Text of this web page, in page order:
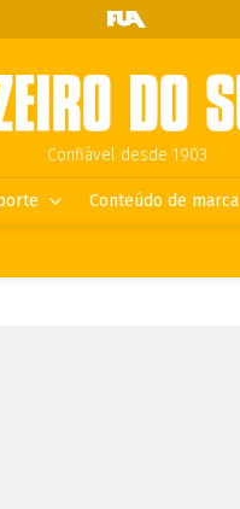
Confiável desde 1903.
Conteúdo de marca